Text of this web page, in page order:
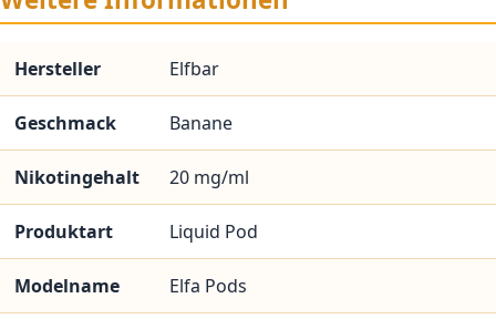
Hersteller Elfbar
Geschmack Banane
Nikotingehalt 20 mg/ml
Produktart Liquid Pod
Modelname Elfa Pods